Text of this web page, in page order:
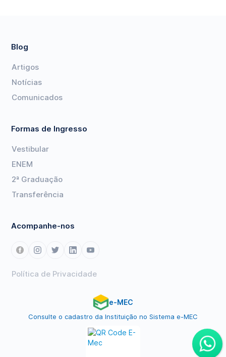
Blog
Artigos
Notícias
Comunicados
Formas de Ingresso
Vestibular
ENEM
2ª Graduação
Transferência
Acompanhe-nos
Política de Privacidade
e-MEC
Consulte o cadastro da Instituição no Sistema e-MEC